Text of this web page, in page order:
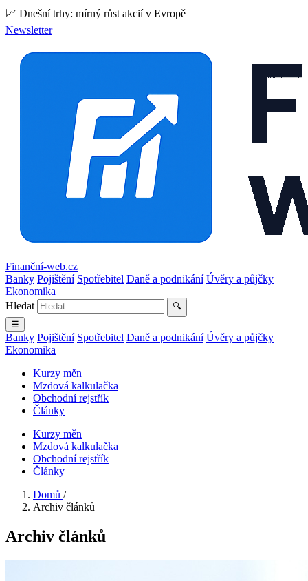
📈 Dnešní trhy: mírný růst akcií v Evropě
Newsletter
Finanční-web.cz
Banky Pojištění Spotřebitel Daně a podnikání Úvěry a půjčky
Ekonomika
Hledat
🔍
☰
Banky Pojištění Spotřebitel Daně a podnikání Úvěry a půjčky
Ekonomika
Kurzy měn
Mzdová kalkulačka
Obchodní rejstřík
Články
Kurzy měn
Mzdová kalkulačka
Obchodní rejstřík
Články
Domů /
Archiv článků
Archiv článků